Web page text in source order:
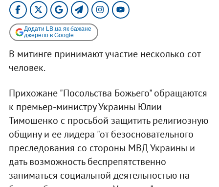
Додати LB.ua як бажане
джерело в Google
В митинге принимают участие несколько сот
человек.
Прихожане "Посольства Божьего" обращаются
к премьер-министру Украины Юлии
Тимошенко с просьбой защитить религиозную
общину и ее лидера "от безосновательного
преследования со стороны МВД Украины и
дать возможность беспрепятственно
заниматься социальной деятельностью на